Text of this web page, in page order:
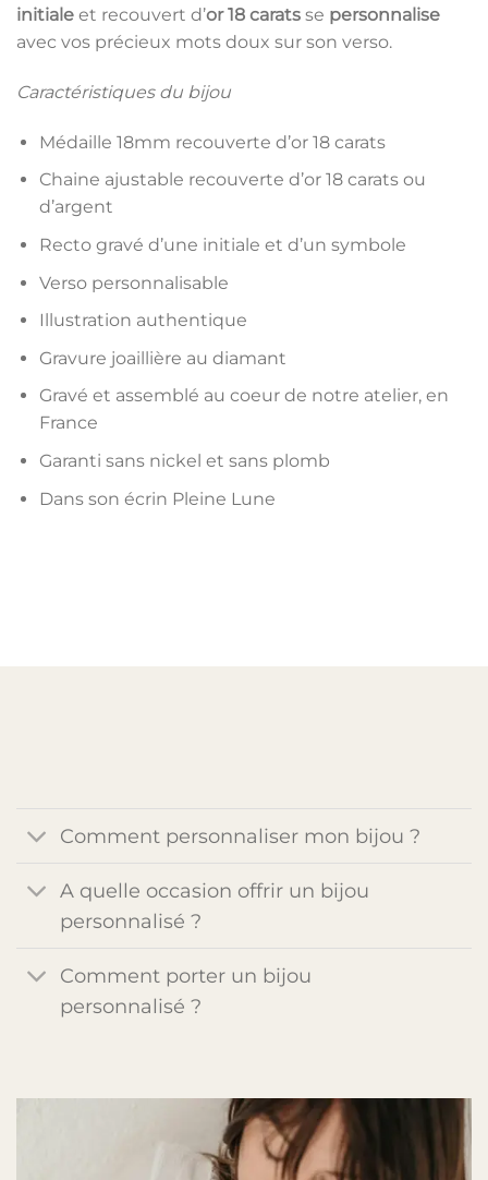
initiale et recouvert d’or 18 carats se personnalise
avec vos précieux mots doux sur son verso.
Caractéristiques du bijou
Médaille 18mm recouverte d’or 18 carats
Chaine ajustable recouverte d’or 18 carats ou
d’argent
Recto gravé d’une initiale et d’un symbole
Verso personnalisable
Illustration authentique
Gravure joaillière au diamant
Gravé et assemblé au coeur de notre atelier, en
France
Garanti sans nickel et sans plomb
Dans son écrin Pleine Lune
Comment personnaliser mon bijou ?
A quelle occasion offrir un bijou
personnalisé ?
Comment porter un bijou
personnalisé ?